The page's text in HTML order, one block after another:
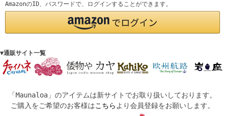
AmazonのID、パスワードで、ログインすることができます。
▼通販サイト一覧
「Maunaloa」のアイテムは新サイトでお取り扱いしております。
ご購入をご希望のお客様はこちら より会員登録をお願いします。